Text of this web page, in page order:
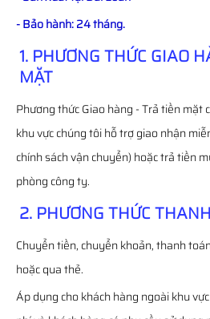
- Bảo hành: 24 tháng.
1. PHƯƠNG THỨC GIAO
MẶT
Phương thức Giao hàng - Trả tiền mặt
khu vực chúng tôi hỗ trợ giao nhận
chính sách vận chuyển) hoặc trả tiền
phòng công ty.
2. PHƯƠNG THỨC
Chuyển tiền, chuyển khoản, thanh
hoặc qua thẻ.
Áp dụng cho khách hàng ngoài khu